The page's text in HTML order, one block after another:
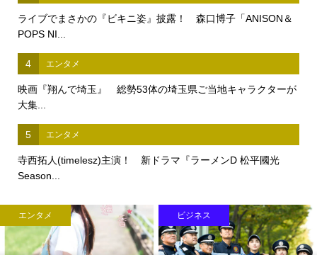
ライブでまさかの『ビキニ姿』披露！ 森口博子「ANISON＆
POPS NI...
4 エンタメ
映画『翔んで埼玉』 総勢53体の埼玉県ご当地キャラクターが
大集...
5 エンタメ
寺西拓人(timelesz)主演！ 新ドラマ『ラーメンD 松平國光
Season...
ビジネス ライフスタイル